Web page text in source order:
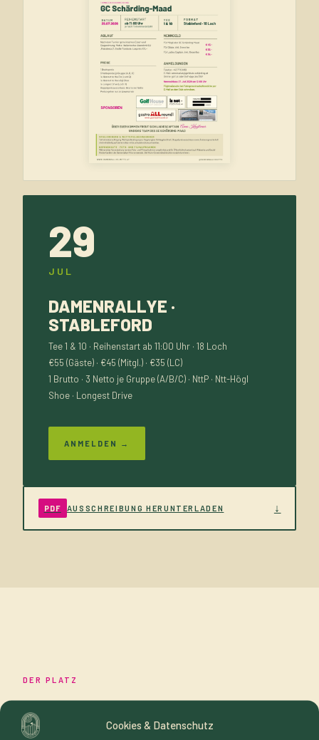
Cookies & Datenschutz
29
JUL
DAMENRALLYE ·
STABLEFORD
Tee 1 & 10 · Reihenstart ab 11:00 Uhr · 18 Loch
€55 (Gäste) · €45 (Mitgl.) · €35 (LC)
1 Brutto · 3 Netto je Gruppe (A/B/C) · NttP · Ntt-Högl
Shoe · Longest Drive
ANMELDEN →
PDF AUSSCHREIBUNG HERUNTERLADEN ↓
DER PLATZ
IN ZAHLEN